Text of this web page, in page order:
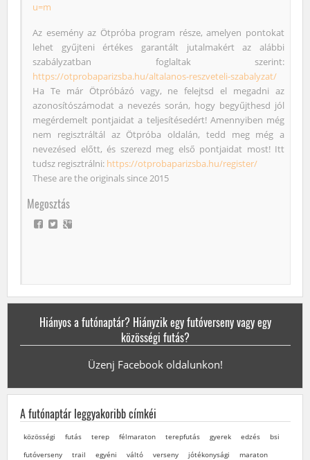
u=m
Az esemény az Ötpróba program része, amelyen pontokat
lehet gyűjteni értékes garantált jutalmakért az alábbi
szabályzatban foglaltak szerint:
https://otprobaparizsba.hu/altalanos-reszveteli-szabalyzat/
Ha Te már Ötpróbázó vagy, ne felejtsd el megadni az
azonosítószámodat a nevezés során, hogy begyűjthesd jól
megérdemelt pontjaidat a teljesítésedért! Amennyiben még
nem regisztráltál az Ötpróba oldalán, tedd meg még a
nevezésed előtt, és szerezd meg első pontjaidat most! Itt
tudsz regisztrálni: https://otprobaparizsba.hu/register/
These are the originals since 2015
Megosztás
Hiányos a futónaptár? Hiányzik egy futóverseny vagy egy
közösségi futás?
Üzenj Facebook oldalunkon!
A futónaptár leggyakoribb címkéi
közösségi futás terep félmaraton terepfutás gyerek edzés
bsi
futóverseny
trail egyéni váltó verseny jótékonysági
maraton